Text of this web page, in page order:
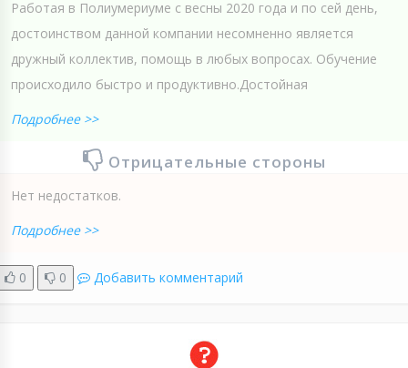
Работая в Полиумериуме с весны 2020 года и по сей день,
достоинством данной компании несомненно является
дружный коллектив, помощь в любых вопросах. Обучение
происходило быстро и продуктивно.Достойная
Подробнее >>
Отрицательные стороны
Нет недостатков.
Подробнее >>
0 0 Добавить комментарий